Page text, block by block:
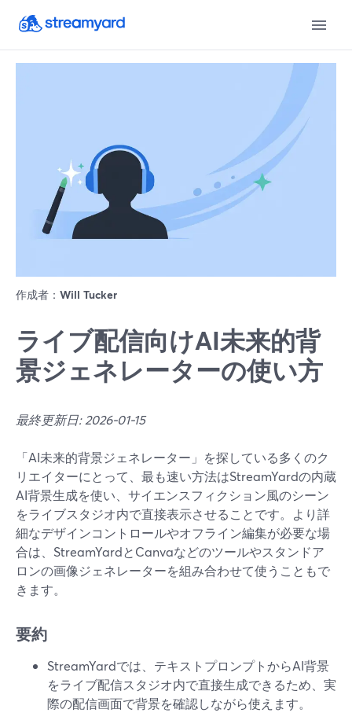
作成者： Will Tucker
ライブ配信向けAI未来的背
景ジェネレーターの使い方
最終更新日: 2026-01-15
「AI未来的背景ジェネレーター」を探している多くのク
リエイターにとって、最も速い方法はStreamYardの内蔵
AI背景生成を使い、サイエンスフィクション風のシーン
をライブスタジオ内で直接表示させることです。より詳
細なデザインコントロールやオフライン編集が必要な場
合は、StreamYardとCanvaなどのツールやスタンドア
ロンの画像ジェネレーターを組み合わせて使うこともで
きます。
要約
StreamYardでは、テキストプロンプトからAI背景
をライブ配信スタジオ内で直接生成できるため、実
際の配信画面で背景を確認しながら使えます。